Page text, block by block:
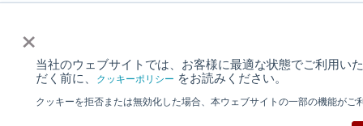
×
当社のウェブサイトでは、お客様に最適な状態でご利用い
だく前に、
クッキーポリシー をお読みください。
クッキーを拒否または無効化した場合、本ウェブサイトの一部の機能がご